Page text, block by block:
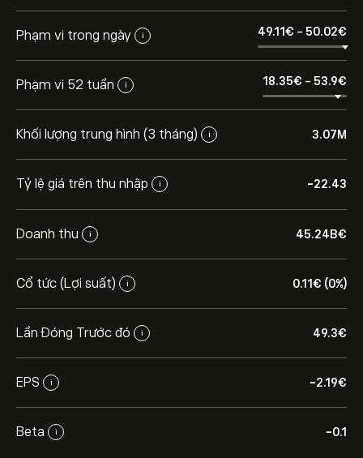
Phạm vi trong ngày i 49.11‎€‎ - 50.02‎€‎
Phạm vi 52 tuần i 18.35‎€‎ - 53.9‎€‎
Khối lượng trung hình (3 tháng) i 3.07M
Tỷ lệ giá trên thu nhập i -22.43
Doanh thu i 45.24B‎€‎
Cổ tức (Lợi suất) i 0.11‎€‎ (0%)
Lần Đóng Trước đó i 49.3‎€‎
EPS i -2.19‎€‎
Beta i -0.1